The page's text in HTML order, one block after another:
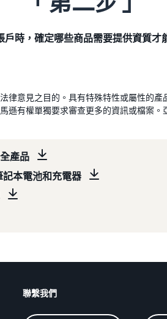
戶時，確定哪些商品需要提供資質才
律意見之目的。具有特殊特性或屬性的
有權單獨要求審查更多的資訊或檔案
產品
記本電池和充電器
聯繫我們